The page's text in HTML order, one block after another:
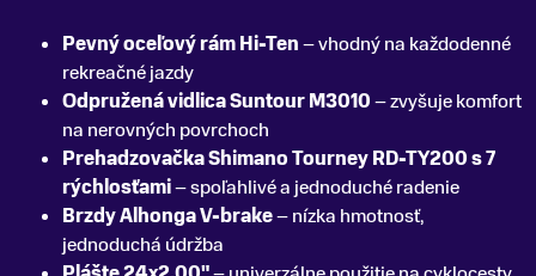
Pevný oceľový rám Hi-Ten– vhodný na každodenné
rekreačné jazdy
Odpružená vidlica Suntour M3010– zvyšuje komfort
na nerovných povrchoch
Prehadzovačka Shimano Tourney RD-TY200 s 7
rýchlosťami– spoľahlivé a jednoduché radenie
Brzdy Alhonga V-brake– nízka hmotnosť,
jednoduchá údržba